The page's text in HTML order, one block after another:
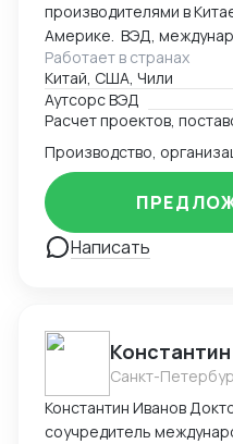
производителями в Китае, Европе, латинской
Америке. ВЭД,
Консалтинг. Закупки:
товары народного
производств, логистика
Работает в странах
Китай, США, Чили
Аутсорс ВЭД
Расчет проектов,
Написать
Санкт-
Константин Иванов Доктор права, доцент,
соучредитель